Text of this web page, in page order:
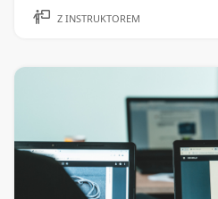
Z INSTRUKTOREM